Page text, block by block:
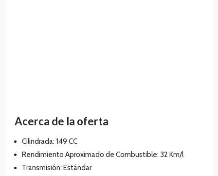
Acerca de la oferta
Cilindrada: 149 CC
Rendimiento Aproximado de Combustible: 32 Km/l
Transmisión: Estándar